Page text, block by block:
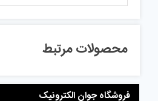
محصولات مرتبط
فروشگاه جوان الکترونیک